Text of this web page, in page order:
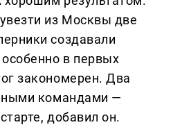
из Москвы две
создавали
в первых
закономерен. Два
командами —
добавил он.